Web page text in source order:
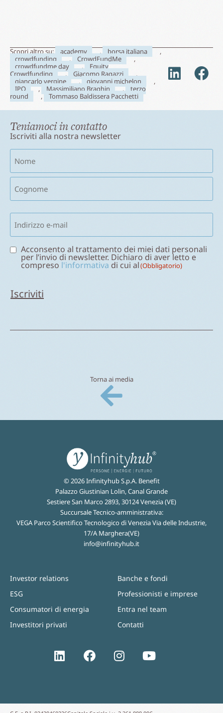
Scopri altro su: academy , borsa italiana
,
crowdfunding
, CrowdFundMe
,
crowdfundme day
,
Equity
Crowdfunding
, Giacomo Ragazzi
,
giancarlo vergine
, giovanni michelon
,
IPO
, Massimiliano Braghin , terzo
round
, Tommaso Baldissera Pacchetti
Teniamoci in contatto
Iscriviti alla nostra newsletter
Nome
(Obbligatorio)
Email
(Obbligatorio)
Consenso
(Obbligatorio)
Acconsento al trattamento dei miei dati personali
per l’invio di newsletter. Dichiaro di aver letto e
compreso l'informativa di cui al(Obbligatorio)
Torna ai media
© 2026 Infinityhub S.p.A. Benefit
Palazzo Giustinian Lolin, Canal Grande
Sestiere San Marco 2893, 30124 Venezia (VE)
Succursale Tecnico-amministrativa:
VEGA Parco Scientifico Tecnologico di Venezia Via delle Industrie,
17/A Marghera(VE)
info@infinityhub.it
Investor relations
ESG
Consumatori di energia
Investitori privati
Banche e fondi
Professionisti e imprese
Entra nel team
Contatti